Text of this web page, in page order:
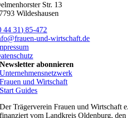
Str. 13
Wildeshausen
44 31) 85-472
und-wirtschaft.de
Newsletter abonnieren
Unternehmensnetzwerk
Frauen und Wirtschaft
Start Guides
Der Trägerverein Frauen und Wirtschaft
finanziert vom Landkreis Oldenburg, den